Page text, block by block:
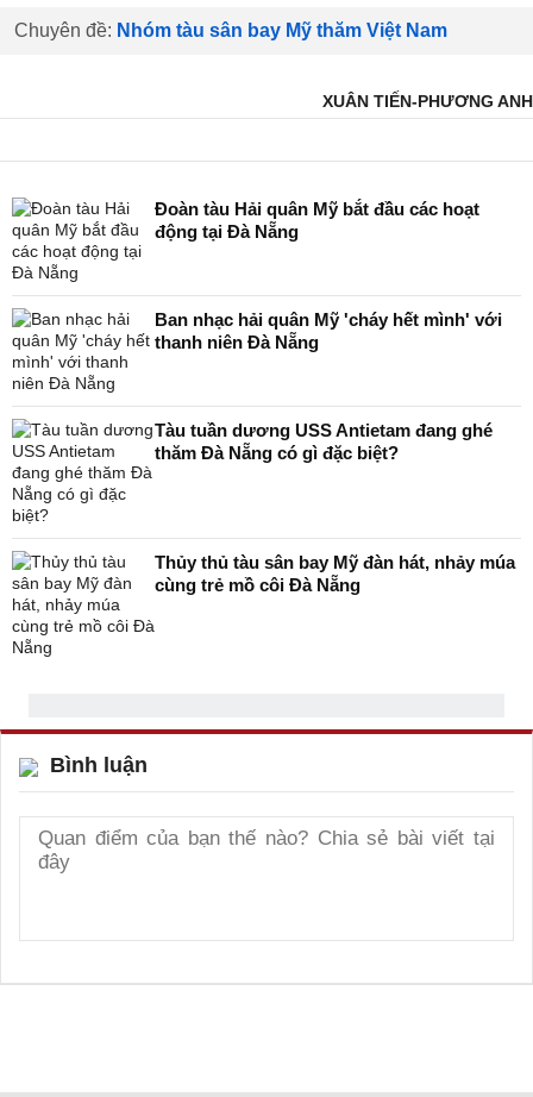
Chuyên đề: Nhóm tàu sân bay Mỹ thăm Việt Nam
XUÂN TIẾN-PHƯƠNG ANH
Đoàn tàu Hải quân Mỹ bắt đầu các hoạt
động tại Đà Nẵng
Ban nhạc hải quân Mỹ 'cháy hết mình' với
thanh niên Đà Nẵng
Tàu tuần dương USS Antietam đang ghé
thăm Đà Nẵng có gì đặc biệt?
Thủy thủ tàu sân bay Mỹ đàn hát, nhảy múa
cùng trẻ mồ côi Đà Nẵng
Bình luận